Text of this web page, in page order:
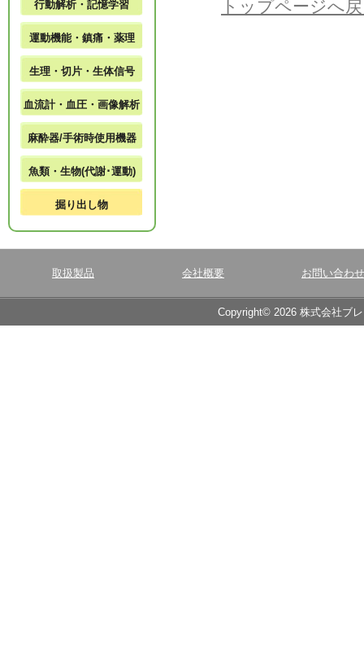
トップページへ
行動解析・記憶学習
運動機能・鎮痛・薬理
生理・切片・生体信号
血流計・血圧・画像解析
麻酔器/手術時使用機器
魚類・生物(代謝･運動)
掘り出し物
取扱製品 会社概要 お問い合わせ
Copyright© 2026 株式会社ブ